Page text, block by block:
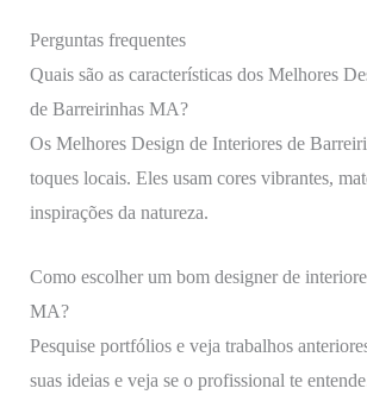
Perguntas frequentes
Quais são as características dos Melhores
de Barreirinhas MA?
Os Melhores Design de Interiores de
toques locais. Eles usam cores vibrantes,
inspirações da natureza.
Como escolher um bom designer de
MA?
Pesquise portfólios e veja trabalhos
suas ideias e veja se o profissional te